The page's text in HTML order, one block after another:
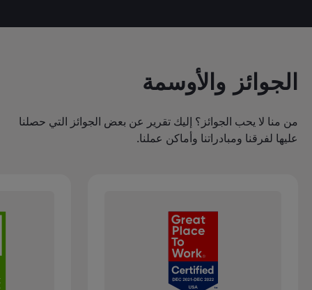
الجوائز والأوسمة
من منا لا يحب الجوائز؟ إليك تقرير عن بعض الجوائز التي حصلنا
عليها لفرقنا ومبادراتنا وأماكن عملنا.